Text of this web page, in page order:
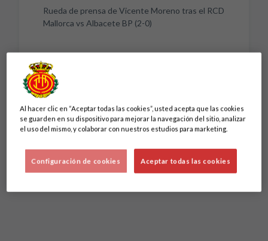
Rueda de prensa de Vicente Moreno tras el RCD
Mallorca vs Albacete BP (2-0)
Al hacer clic en “Aceptar todas las cookies”, usted acepta que las cookies
se guarden en su dispositivo para mejorar la navegación del sitio, analizar
el uso del mismo, y colaborar con nuestros estudios para marketing.
Aceptar todas las cookies
Configuración de cookies